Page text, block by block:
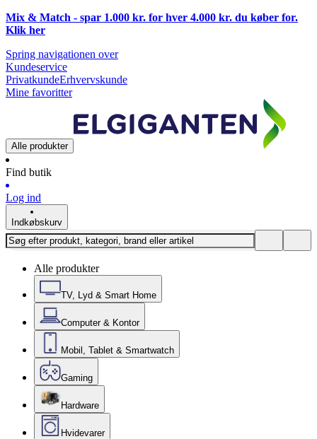
Mix & Match - spar 1.000 kr. for hver 4.000 kr. du køber for.
Klik her
Spring navigationen over
Kundeservice
PrivatkundeErhvervskunde
Mine favoritter
Alle produkter
Find butik
Log ind
Indkøbskurv
Alle produkter
TV, Lyd & Smart Home
Computer & Kontor
Mobil, Tablet & Smartwatch
Gaming
Hardware
Hvidevarer